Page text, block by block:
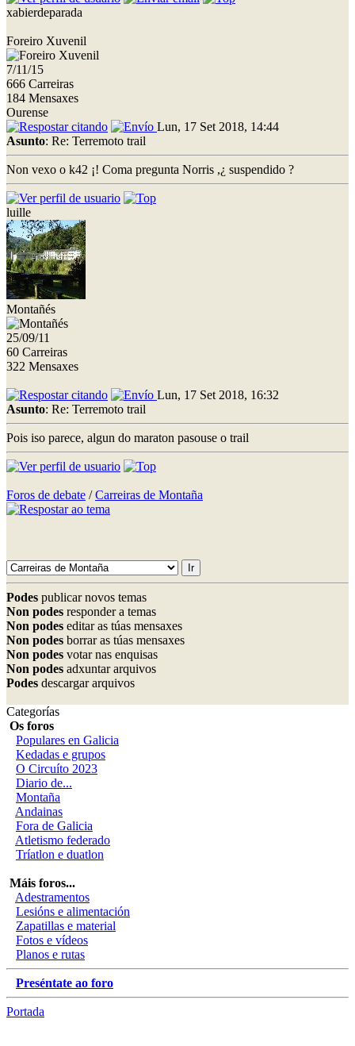
xabierdeparada
Foreiro Xuvenil
7/11/15
666 Carreiras
184 Mensaxes
Ourense
Lun, 17 Set 2018, 14:44
Asunto: Re: Terremoto trail
Non vexo o k42 ¡! Coma pregunta Norris ,¿ suspendido ?
luille
Montañés
25/09/11
60 Carreiras
322 Mensaxes
Lun, 17 Set 2018, 16:32
Asunto: Re: Terremoto trail
Pois iso parece, algun do maraton pasouse o trail
Foros de debate /Carreiras de Montaña
Podes publicar novos temas
Non podes responder a temas
Non podes editar as túas mensaxes
Non podes borrar as túas mensaxes
Non podes votar nas enquisas
Non podes adxuntar arquivos
Podes descargar arquivos
Categorías
Os foros
Populares en Galicia
Kedadas e grupos
O Circuíto 2023
Diario de...
Montaña
Andainas
Fora de Galicia
Atletismo federado
Tríatlon e duatlon
Máis foros...
Adestramentos
Lesións e alimentación
Zapatillas e material
Fotos e vídeos
Planos e rutas
Preséntate ao foro
Portada